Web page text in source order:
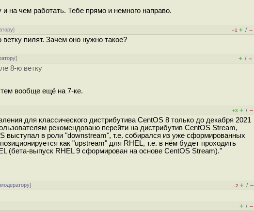
на чем работать. Тебе прямо и немного направо.
] –1 + / –
пилят. Зачем оно нужно такое?
] + / –
8-ю ветку
вообще ещё на 7-ке.
+3 + / –
для классического дистрибутива CentOS 8 только до декабря 2021
рекомендовано перейти на дистрибутив CentOS Stream,
выступал в роли "downstream", т.е. собирался из уже сформированных
как "upstream" для RHEL, т.е. в нём будет проходить
(бета-выпуск RHEL 9 сформирован на основе CentOS Stream)."
] –2 + / –
+ / –